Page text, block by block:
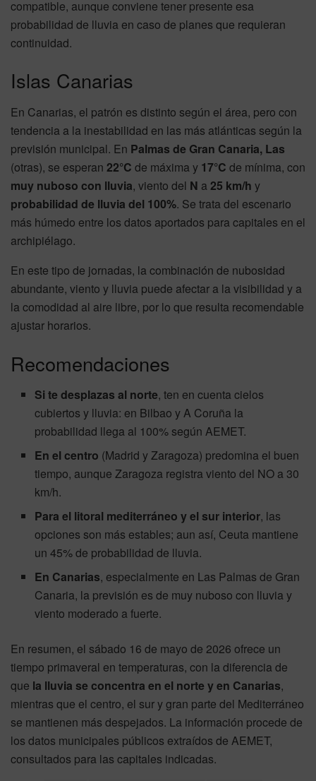
compatible, aunque conviene tener presente esa
probabilidad de lluvia en caso de planes que requieran
continuidad.
Islas Canarias
En Canarias, el patrón es distinto según el área, pero con
tendencia a la inestabilidad en las más atlánticas según la
previsión municipal. En Palmas de Gran Canaria, Las
(otras), se esperan 22°C de máxima y 17°C de mínima, con
muy nuboso con lluvia, viento del N a25 km/h y
probabilidad de lluvia del 100%. Se trata del escenario
más húmedo entre los datos aportados para capitales en el
archipiélago.
En este tipo de jornadas, la combinación de nubosidad
abundante, viento y lluvia puede afectar a la visibilidad y a
la comodidad al aire libre, por lo que resulta recomendable
ajustar horarios.
Recomendaciones
Si te desplazas al norte, ten en cuenta cielos
cubiertos y lluvia: en Bilbao y A Coruña la
probabilidad llega al 100% según AEMET.
En el centro (Madrid y Zaragoza) predomina el buen
tiempo, aunque Zaragoza registra viento del NO a 30
km/h.
Para el litoral mediterráneo y el sur interior, las
opciones son más estables; aun así, Ceuta mantiene
un 45% de probabilidad de lluvia.
En Canarias, especialmente en Las Palmas de Gran
Canaria, la previsión es de muy nuboso con lluvia y
viento moderado a fuerte.
En resumen, el sábado 16 de mayo de 2026 ofrece un
tiempo primaveral en temperaturas, con la diferencia de
que la lluvia se concentra en el norte y en Canarias,
mientras que el centro, el sur y gran parte del Mediterráneo
se mantienen más despejados. La información procede de
los datos municipales públicos extraídos de AEMET,
consultados para las capitales indicadas.